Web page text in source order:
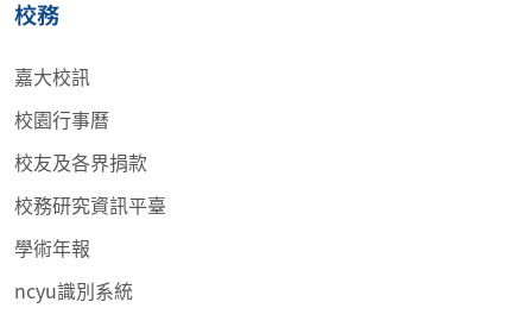
校務
嘉大校訊
校園行事曆
校友及各界捐款
校務研究資訊平臺
學術年報
ncyu識別系統